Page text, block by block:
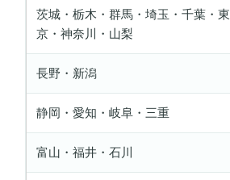
茨城・栃木・群馬・埼玉・千葉・東
京・神奈川・山梨
長野・新潟
静岡・愛知・岐阜・三重
富山・福井・石川